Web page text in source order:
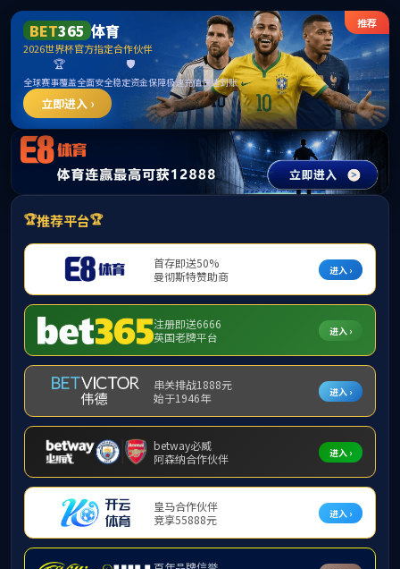
jcjc5500公海贵
宾会(中国)会员
检测中心-官方
网站
请输入关键词...